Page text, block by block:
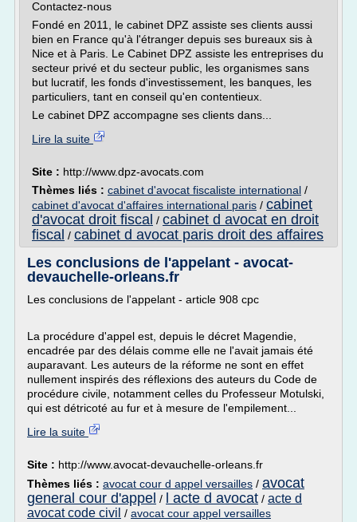
Contactez-nous
Fondé en 2011, le cabinet DPZ assiste ses clients aussi
bien en France qu'à l'étranger depuis ses bureaux sis à
Nice et à Paris. Le Cabinet DPZ assiste les entreprises du
secteur privé et du secteur public, les organismes sans
but lucratif, les fonds d'investissement, les banques, les
particuliers, tant en conseil qu'en contentieux.
Le cabinet DPZ accompagne ses clients dans...
Lire la suite
Site : http://www.dpz-avocats.com
Thèmes liés : cabinet d'avocat fiscaliste international /
cabinet d'avocat d'affaires international paris / cabinet
d'avocat droit fiscal / cabinet d avocat en droit
fiscal / cabinet d avocat paris droit des affaires
Les conclusions de l'appelant - avocat-
devauchelle-orleans.fr
Les conclusions de l'appelant - article 908 cpc
La procédure d'appel est, depuis le décret Magendie,
encadrée par des délais comme elle ne l'avait jamais été
auparavant. Les auteurs de la réforme ne sont en effet
nullement inspirés des réflexions des auteurs du Code de
procédure civile, notamment celles du Professeur Motulski,
qui est détricoté au fur et à mesure de l'empilement...
Lire la suite
Site : http://www.avocat-devauchelle-orleans.fr
Thèmes liés : avocat cour d appel versailles / avocat
general cour d'appel / l acte d avocat / acte d
avocat code civil / avocat cour appel versailles